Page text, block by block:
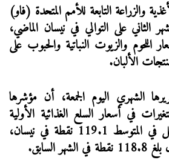
والزراعة التابعة للأمم المتحدة (فاو)
الثاني على التوالي في نيسان الماضي،
اللحوم والزيوت النباتية والحبوب على
الألبان.
الشهري اليوم الجمعة، أن مؤشرها
في أسعار السلع الغذائية الأولية
الأكثر تداولا عالميا، سجل في المتوسط 119.1 نقطة في نيسان،